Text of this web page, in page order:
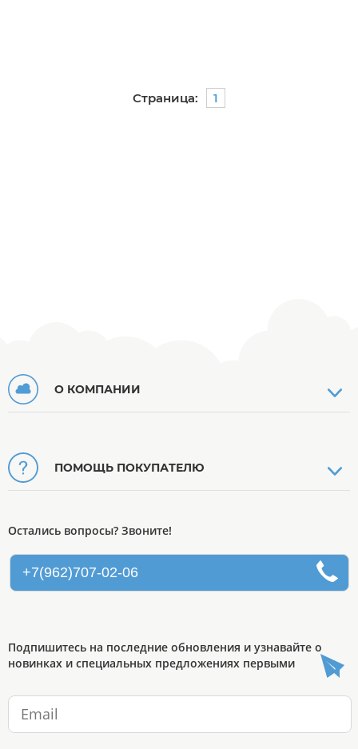
Страница: 1
О КОМПАНИИ
ПОМОЩЬ ПОКУПАТЕЛЮ
Остались вопросы? Звоните!
+7(962)707-02-06
Подпишитесь на последние обновления и узнавайте о
новинках и специальных предложениях первыми